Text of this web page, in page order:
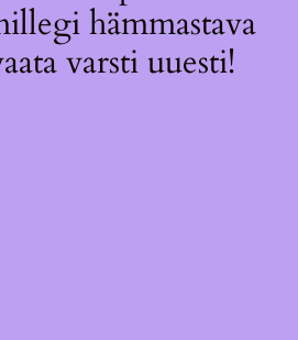
hämmastava
varsti uuesti!